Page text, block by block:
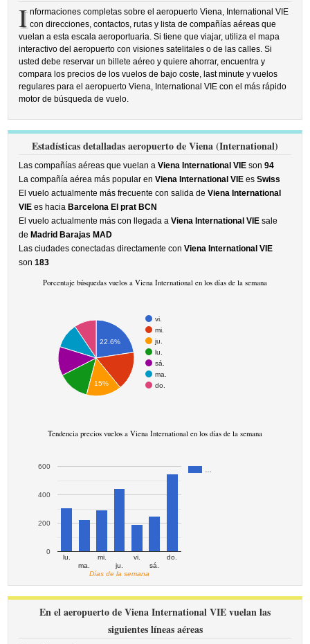
I nformaciones completas sobre el aeropuerto Viena, International VIE
con direcciones, contactos, rutas y lista de compañías aéreas que
vuelan a esta escala aeroportuaria. Si tiene que viajar, utiliza el mapa
interactivo del aeropuerto con visiones satelitales o de las calles. Si
usted debe reservar un billete aéreo y quiere ahorrar, encuentra y
compara los precios de los vuelos de bajo coste, last minute y vuelos
regulares para el aeropuerto Viena, International VIE con el más rápido
motor de búsqueda de vuelo.
Estadísticas detalladas aeropuerto de Viena (International)
Las compañías aéreas que vuelan aViena International VIE son94
La compañía aérea más popular enViena International VIE esSwiss
El vuelo actualmente más frecuente con salida deViena International
VIE es hacia Barcelona El prat BCN
El vuelo actualmente más con llegada aViena International VIE sale
de Madrid Barajas MAD
Las ciudades conectadas directamente conViena International VIE
son183
Porcentaje búsquedas vuelos a Viena International en los días de la semana
vi.
mi.
ju.
lu.
sá.
ma.
do.
22.6%
15%
Tendencia precios vuelos a Viena International en los días de la semana
lu.
ma.
mi.
ju.
vi.
sá.
do.
0
200
400
600
Días de la semana
En el aeropuerto de Viena International VIE vuelan las
siguientes líneas aéreas